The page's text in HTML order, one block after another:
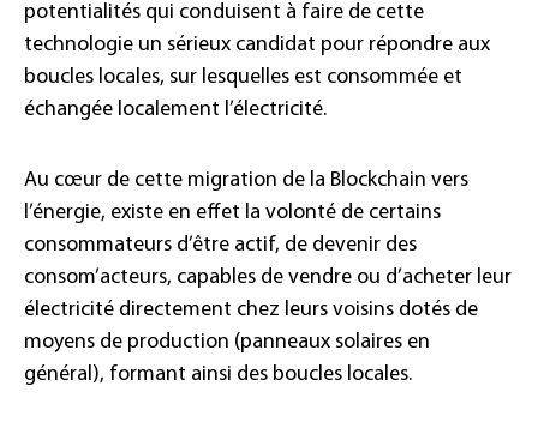
potentialités qui conduisent à faire de cette
technologie un sérieux candidat pour répondre aux
boucles locales, sur lesquelles est consommée et
échangée localement l’électricité.
Au cœur de cette migration de la Blockchain vers
l’énergie, existe en effet la volonté de certains
consommateurs d’être actif, de devenir des
consom’acteurs, capables de vendre ou d’acheter leur
électricité directement chez leurs voisins dotés de
moyens de production (panneaux solaires en
général), formant ainsi des boucles locales.